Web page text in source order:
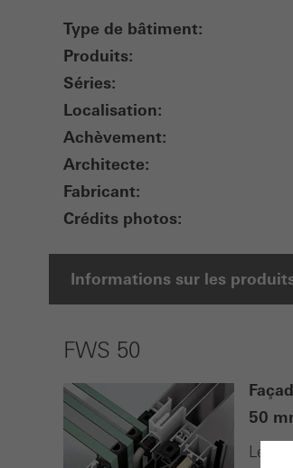
Type de bâtiment:
Produits:
Séries:
Localisation:
Achèvement:
Architecte:
Fabricant:
Crédits photos:
Informations sur les
FWS 50
50
Le